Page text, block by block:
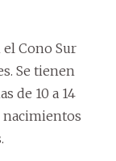
Cono Sur
Se tienen
de 10 a 14
nacimientos